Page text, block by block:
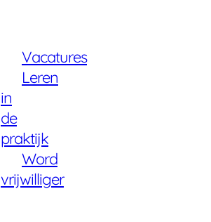
Vacatures
Leren
in
de
praktijk
Word
vrijwilliger